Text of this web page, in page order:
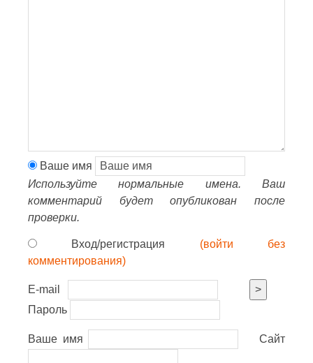
Ваше имя
Используйте нормальные имена. Ваш
комментарий будет опубликован после
проверки.
Вход/регистрация (войти без
комментирования)
E-mail
>
Пароль
Ваше имя Сайт